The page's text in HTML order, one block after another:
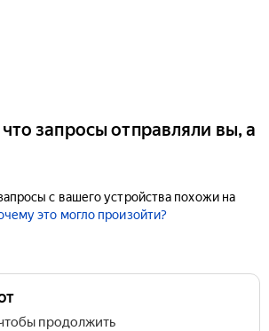
запросы отправляли вы, а
с вашего устройства похожи на
это могло произойти?
продолжить